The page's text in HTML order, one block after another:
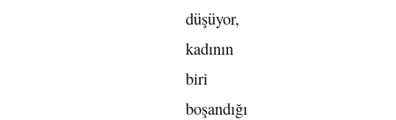
düşüyor,
kadının
biri
boşandığı